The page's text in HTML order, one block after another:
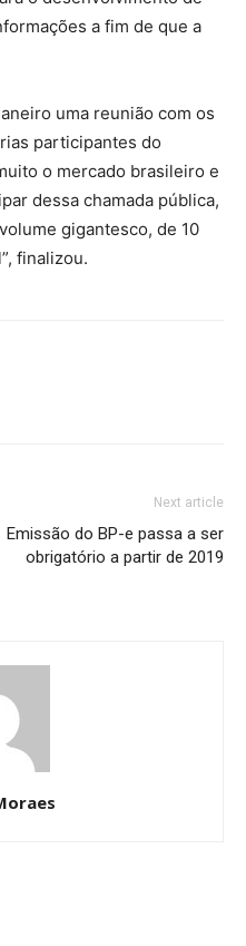
a fim de que a
uma reunião com os
participantes do
o mercado brasileiro e
dessa chamada pública,
gigantesco, de 10
finalizou.
Next article
Emissão do BP-e passa a ser
obrigatório a partir de 2019